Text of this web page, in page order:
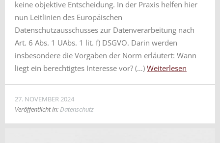
keine objektive Entscheidung. In der Praxis helfen hier
nun Leitlinien des Europäischen
Datenschutzausschusses zur Datenverarbeitung nach
Art. 6 Abs. 1 UAbs. 1 lit. f) DSGVO. Darin werden
insbesondere die Vorgaben der Norm erläutert: Wann
liegt ein berechtigtes Interesse vor? (…) Weiterlesen
27. NOVEMBER 2024
Veröffentlicht in:Datenschutz